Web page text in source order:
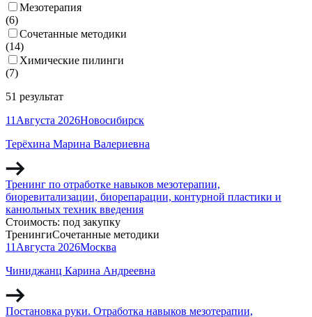
Мезотерапия
(6)
Сочетанные методики
(14)
Химические пилинги
(7)
51 результат
11 Августа 2026Новосибирск
Терёхина Марина Валериевна
Тренинг по отработке навыков мезотерапии,
биоревитализации, биорепарации, контурной пластики и
канюльных техник введения
Стоимость: под закупку
ТренингиСочетанные методики
11 Августа 2026Москва
Чиниджанц Карина Андреевна
Постановка руки. Отработка навыков мезотерапии,